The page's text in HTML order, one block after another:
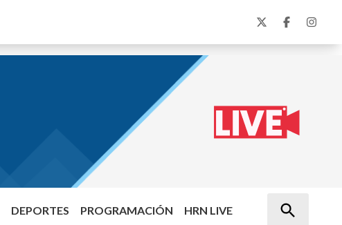
DEPORTES PROGRAMACIÓN HRN LIVE